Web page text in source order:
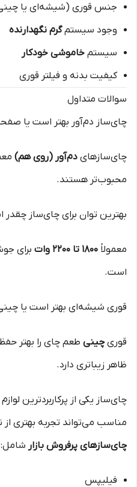
جنس قوری (شیشه‌ای یا
وجود سیستمگرم نگهدارنده
سیستم خاموشی خودکار
کیفیت بدنه و فیلتر قوری
سوالات متداول
چای‌ساز دم‌آور بهتر است یا
چای‌سازهای دم‌آور (روی هم)
محبوب‌تر هستند.
بهترین توان برای چای‌ساز
معمولاً ۱۸۰۰ تا ۲۲۰۰ وات
برای
است.
قوری شیشه‌ای بهتر است یا
قوریچینی طعم چای را بهتر
ظاهر زیباتری دارد.
چای‌ساز یکی از پرکاربردترین
مناسب می‌تواند تجربه بهتری
چای‌سازهای پرفروش بازار شامل:
فیلیپس